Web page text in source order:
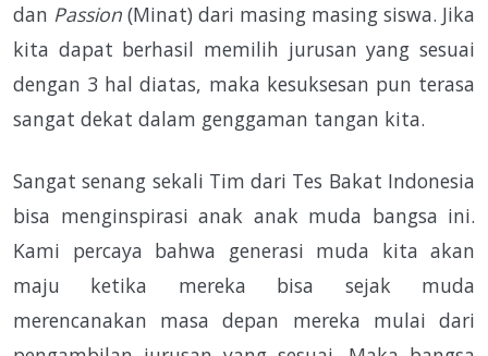
dan Passion (Minat) dari masing masing siswa. Jika
kita dapat berhasil memilih jurusan yang sesuai
dengan 3 hal diatas, maka kesuksesan pun terasa
sangat dekat dalam genggaman tangan kita.
Sangat senang sekali Tim dari Tes Bakat Indonesia
bisa menginspirasi anak anak muda bangsa ini.
Kami percaya bahwa generasi muda kita akan
maju ketika mereka bisa sejak muda
merencanakan masa depan mereka mulai dari